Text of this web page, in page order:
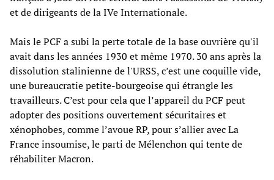
et de dirigeants de la IVe Internationale.
Mais le PCF a subi la perte totale de la base ouvrière qu'il
avait dans les années 1930 et même 1970. 30 ans après la
dissolution stalinienne de l'URSS, c’est une coquille vide,
une bureaucratie petite-bourgeoise qui étrangle les
travailleurs. C’est pour cela que l’appareil du PCF peut
adopter des positions ouvertement sécuritaires et
xénophobes, comme l’avoue RP, pour s’allier avec La
France insoumise, le parti de Mélenchon qui tente de
réhabiliter Macron.